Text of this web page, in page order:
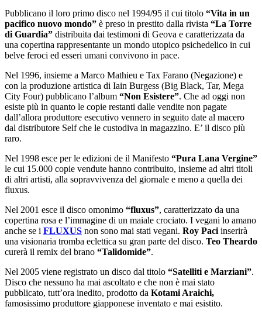
Pubblicano il loro primo disco nel 1994/95 il cui titolo “Vita in un
pacifico nuovo mondo” è preso in prestito dalla rivista “La Torre
di Guardia” distribuita dai testimoni di Geova e caratterizzata da
una copertina rappresentante un mondo utopico psichedelico in cui
belve feroci ed esseri umani convivono in pace.
Nel 1996, insieme a Marco Mathieu e Tax Farano (Negazione) e
con la produzione artistica di Iain Burgess (Big Black, Tar, Mega
City Four) pubblicano l’album “Non Esistere”. Che ad oggi non
esiste più in quanto le copie restanti dalle vendite non pagate
dall’allora produttore esecutivo vennero in seguito date al macero
dal distributore Self che le custodiva in magazzino. E’ il disco più
raro.
Nel 1998 esce per le edizioni de il Manifesto “Pura Lana Vergine”
le cui 15.000 copie vendute hanno contribuito, insieme ad altri titoli
di altri artisti, alla sopravvivenza del giornale e meno a quella dei
fluxus.
Nel 2001 esce il disco omonimo “fluxus”, caratterizzato da una
copertina rosa e l’immagine di un maiale crociato. I vegani lo amano
anche se i FLUXUS non sono mai stati vegani. Roy Paci inserirà
una visionaria tromba eclettica su gran parte del disco. Teo Theardo
curerà il remix del brano “Talidomide”.
Nel 2005 viene registrato un disco dal titolo “Satelliti e Marziani”.
Disco che nessuno ha mai ascoltato e che non è mai stato
pubblicato, tutt’ora inedito, prodotto da Kotami Araichi,
famosissimo produttore giapponese inventato e mai esistito.